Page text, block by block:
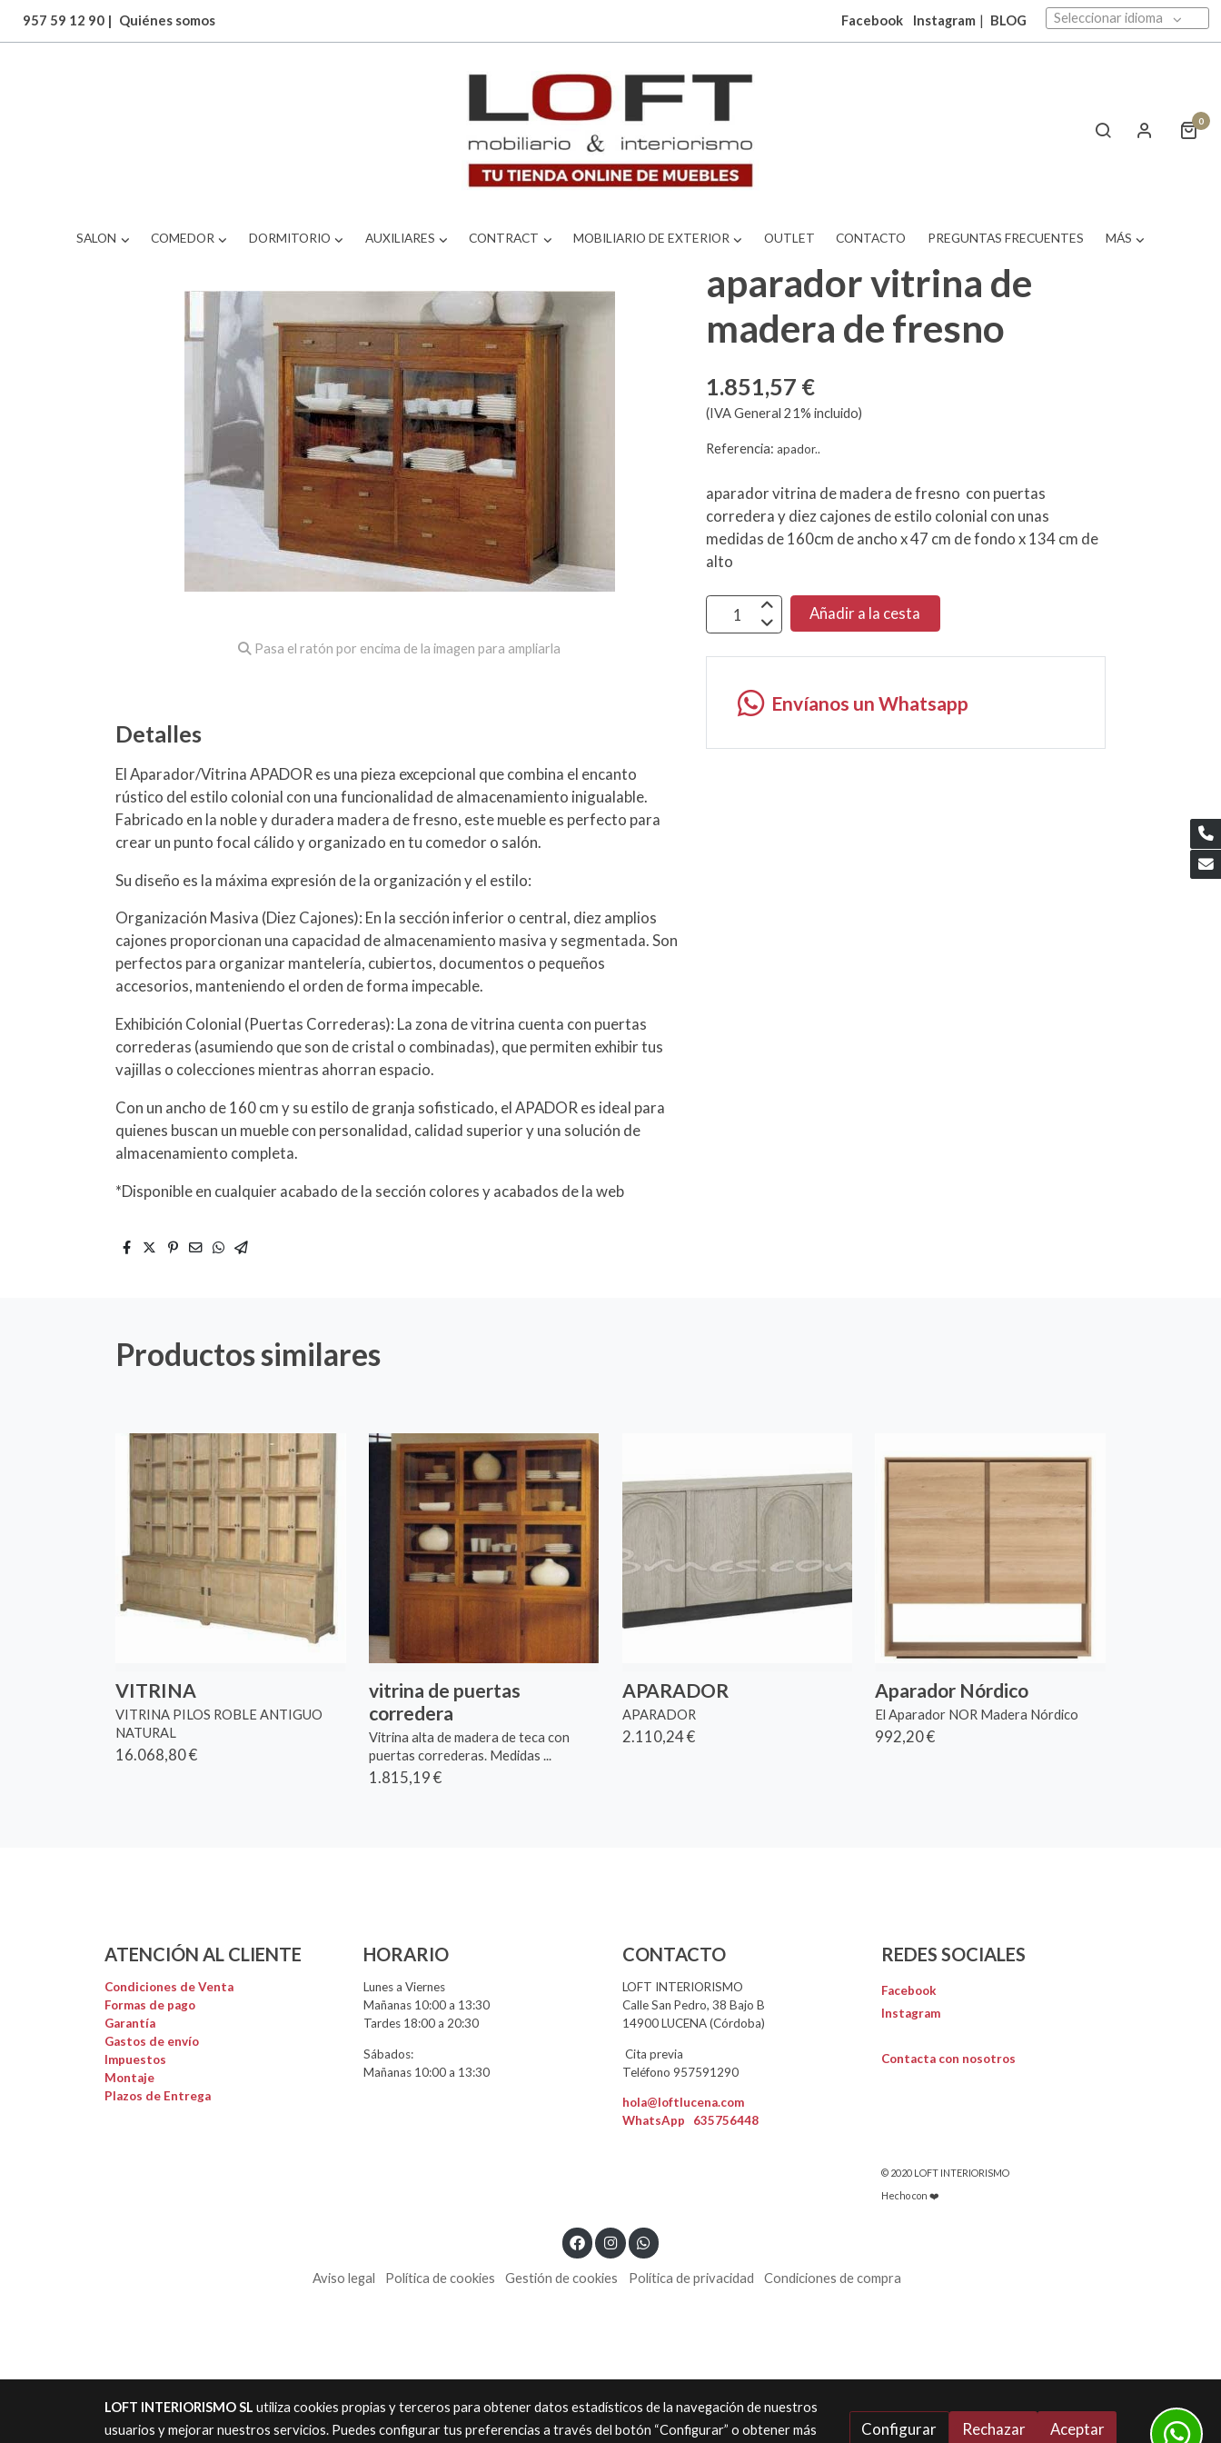
957 59 12 90 | Quiénes somos Facebook Instagram | BLOG Seleccionar idioma
0
SALON COMEDOR DORMITORIO AUXILIARES CONTRACT MOBILIARIO DE EXTERIOR OUTLET CONTACTO PREGUNTAS FRECUENTES MÁS
Pasa el ratón por encima de la imagen para ampliarla
Detalles
El Aparador/Vitrina APADOR es una pieza excepcional que combina el encanto
rústico del estilo colonial con una funcionalidad de almacenamiento inigualable.
Fabricado en la noble y duradera madera de fresno, este mueble es perfecto para
crear un punto focal cálido y organizado en tu comedor o salón.
Su diseño es la máxima expresión de la organización y el estilo:
Organización Masiva (Diez Cajones): En la sección inferior o central, diez amplios
cajones proporcionan una capacidad de almacenamiento masiva y segmentada. Son
perfectos para organizar mantelería, cubiertos, documentos o pequeños
accesorios, manteniendo el orden de forma impecable.
Exhibición Colonial (Puertas Correderas): La zona de vitrina cuenta con puertas
correderas (asumiendo que son de cristal o combinadas), que permiten exhibir tus
vajillas o colecciones mientras ahorran espacio.
Con un ancho de 160 cm y su estilo de granja sofisticado, el APADOR es ideal para
quienes buscan un mueble con personalidad, calidad superior y una solución de
almacenamiento completa.
*Disponible en cualquier acabado de la sección colores y acabados de la web
aparador vitrina de
madera de fresno
1.851,57 €
(IVA General 21% incluido)
Referencia: apador..
aparador vitrina de madera de fresno con puertas
corredera y diez cajones de estilo colonial con unas
medidas de 160cm de ancho x 47 cm de fondo x 134 cm de
alto
Añadir a la cesta
Envíanos un Whatsapp
Productos similares
VITRINA
VITRINA PILOS ROBLE ANTIGUO
NATURAL
16.068,80 €
vitrina de puertas
corredera
Vitrina alta de madera de teca con
puertas correderas. Medidas ...
1.815,19 €
APARADOR
APARADOR
2.110,24 €
Aparador Nórdico
El Aparador NOR Madera Nórdico
992,20 €
ATENCIÓN AL CLIENTE
Condiciones de Venta
Formas de pago
Garantía
Gastos de envío
Impuestos
Montaje
Plazos de Entrega
HORARIO
Lunes a Viernes
Mañanas 10:00 a 13:30
Tardes 18:00 a 20:30
Sábados:
Mañanas 10:00 a 13:30
CONTACTO
LOFT INTERIORISMO
Calle San Pedro, 38 Bajo B
14900 LUCENA (Córdoba)
Cita previa
Teléfono 957591290
hola@loftlucena.com
WhatsApp 635756448
REDES SOCIALES
Facebook
Instagram
Contacta con nosotros
© 2020 LOFT INTERIORISMO
Hecho con ❤️
Aviso legal Política de cookies Gestión de cookies Política de privacidad Condiciones de compra
LOFT INTERIORISMO SL utiliza cookies propias y terceros para obtener datos estadísticos de la navegación de nuestros
usuarios y mejorar nuestros servicios. Puedes configurar tus preferencias a través del botón “Configurar” o obtener más
Configurar Rechazar Aceptar